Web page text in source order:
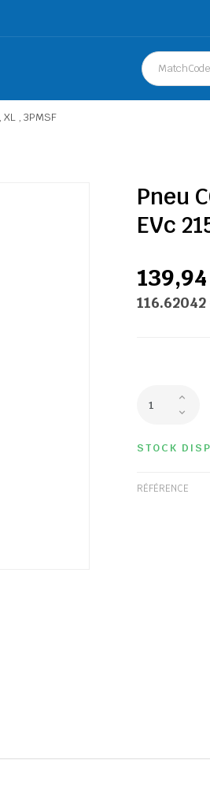
, 3PMSF
Pneu
EVc
116.62042
STOCK
RÉFÉRENCE